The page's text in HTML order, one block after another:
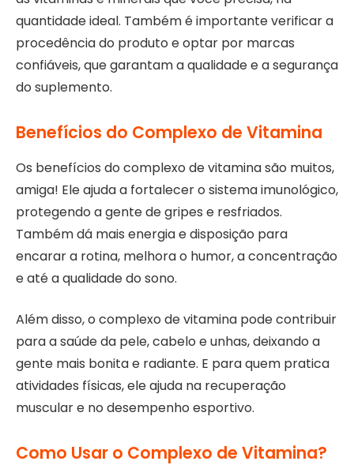
quantidade ideal. Também é importante verificar a
procedência do produto e optar por marcas
confiáveis, que garantam a qualidade e a segurança
do suplemento.
Benefícios do Complexo de Vitamina
Os benefícios do complexo de vitamina são muitos,
amiga! Ele ajuda a fortalecer o sistema imunológico,
protegendo a gente de gripes e resfriados.
Também dá mais energia e disposição para
encarar a rotina, melhora o humor, a concentração
e até a qualidade do sono.
Além disso, o complexo de vitamina pode contribuir
para a saúde da pele, cabelo e unhas, deixando a
gente mais bonita e radiante. E para quem pratica
atividades físicas, ele ajuda na recuperação
muscular e no desempenho esportivo.
Como Usar o Complexo de Vitamina?